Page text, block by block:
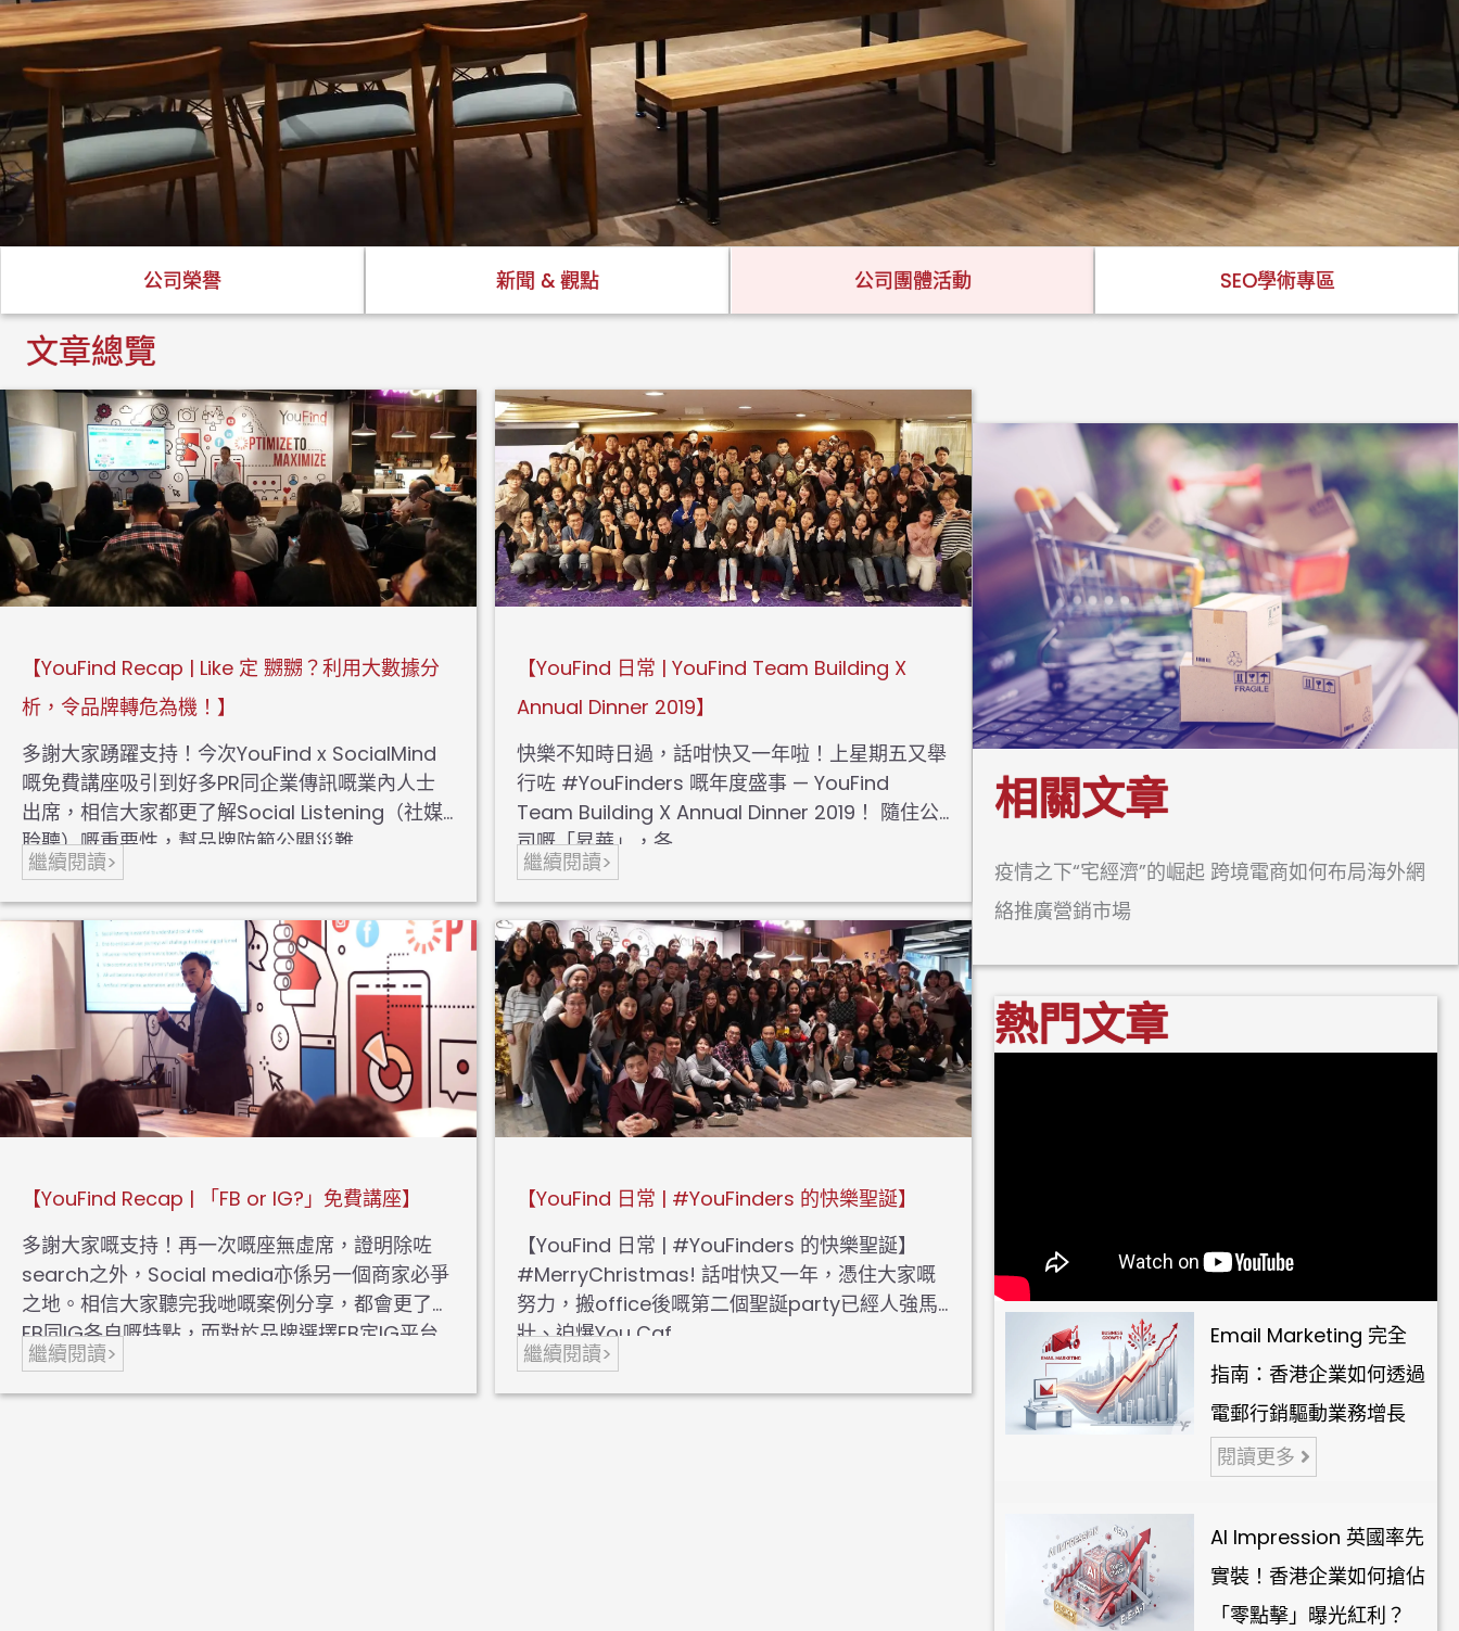
公司榮譽 新聞 & 觀點 公司團體活動 SEO學術專區
文章總覽
【YouFind Recap | Like 定 嬲嬲？利用大數據分
析，令品牌轉危為機！】
多謝大家踴躍支持！今次YouFind x SocialMind
嘅免費講座吸引到好多PR同企業傳訊嘅業內人士
出席，相信大家都更了解Social Listening（社媒
聆聽）嘅重要性，幫品牌防範公關災難…
繼續閱讀>
【YouFind 日常 | YouFind Team Building X
Annual Dinner 2019】
快樂不知時日過，話咁快又一年啦！上星期五又舉
行咗 #YouFinders 嘅年度盛事 — YouFind
Team Building X Annual Dinner 2019！ 隨住公
司嘅「昇華」，各…
繼續閱讀>
【YouFind Recap | 「FB or IG?」免費講座】
多謝大家嘅支持！再一次嘅座無虛席，證明除咗
search之外，Social media亦係另一個商家必爭
之地。相信大家聽完我哋嘅案例分享，都會更了解
FB同IG各自嘅特點，而對於品牌選擇FB定IG平台
亦會…
繼續閱讀>
【YouFind 日常 | #YouFinders 的快樂聖誕】
【YouFind 日常 | #YouFinders 的快樂聖誕】
#MerryChristmas! 話咁快又一年，憑住大家嘅
努力，搬office後嘅第二個聖誕party已經人強馬
壯、迫爆You Caf…
繼續閱讀>
相關文章
疫情之下“宅經濟”的崛起 跨境電商如何布局海外網
絡推廣營銷市場
熱門文章
Email Marketing 完全
指南：香港企業如何透過
電郵行銷驅動業務增長
閱讀更多
AI Impression 英國率先
實裝！香港企業如何搶佔
「零點擊」曝光紅利？